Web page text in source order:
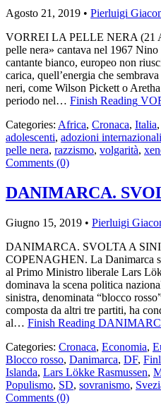
Agosto 21, 2019 • Pierluigi
VORREI LA PELLE NERA (21
pelle nera» cantava nel 1967
cantante bianco, europeo non
carica, quell’energia che
neri, come Wilson Pickett o
periodo nel… Finish Reading
Categories: Africa, Cronaca, Italia,
adolescenti, adozioni internazionali
pelle nera, razzismo, volgarità,
Comments (0)
DANIMARCA.
Giugno 15, 2019 • Pierluigi
DANIMARCA. SVOLTA A
COPENAGHEN. La Danimarca
al Primo Ministro liberale Lars
dominava la scena politica
sinistra, denominata “blocco
composta da altri tre partiti, ha
al… Finish Reading
Categories: Cronaca, Economia,
Blocco rosso, Danimarca, DF,
Islanda, Lars Lökke Rasmussen,
Populismo, SD, sovranismo,
Comments (0)